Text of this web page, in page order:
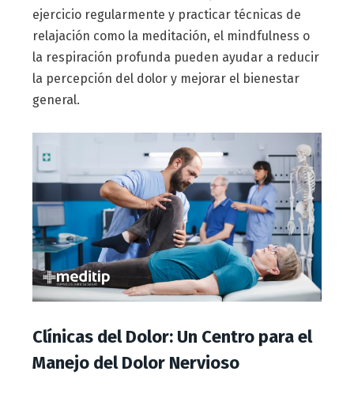
ejercicio regularmente y practicar técnicas de
relajación como la meditación, el mindfulness o
la respiración profunda pueden ayudar a reducir
la percepción del dolor y mejorar el bienestar
general.
Clínicas del Dolor: Un Centro para el
Manejo del Dolor Nervioso